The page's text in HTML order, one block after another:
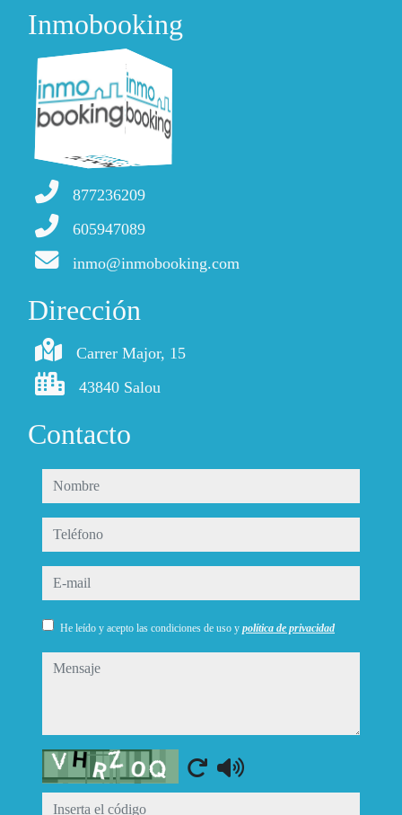
Inmobooking
877236209
605947089
inmo@inmobooking.com
Dirección
Carrer Major, 15
43840 Salou
Contacto
nombre
teléfono
e-mail
He leído y acepto las condiciones de uso y política de privacidad
mensaje
Captcha